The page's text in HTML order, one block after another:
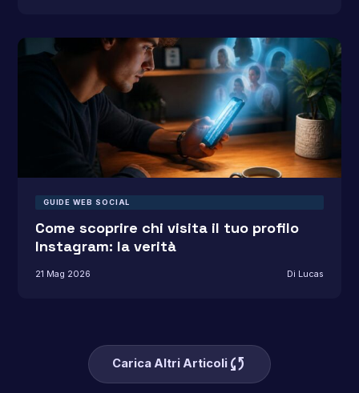
GUIDE WEB SOCIAL
Come scoprire chi visita il tuo profilo
Instagram: la verità
21 Mag 2026 Di Lucas
Carica Altri Articoli sync